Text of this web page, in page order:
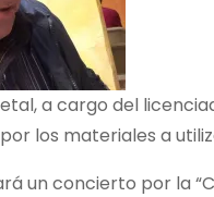
a cargo del
los materiales a
un concierto por la